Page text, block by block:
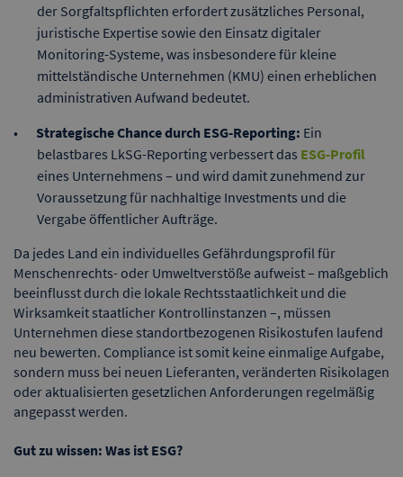
der Sorgfaltspflichten erfordert zusätzliches Personal,
juristische Expertise sowie den Einsatz digitaler
Monitoring-Systeme, was insbesondere für kleine
mittelständische Unternehmen (KMU) einen erheblichen
administrativen Aufwand bedeutet.
Strategische Chance durch ESG-Reporting: Ein
belastbares LkSG-Reporting verbessert das ESG-Profil
eines Unternehmens – und wird damit zunehmend zur
Voraussetzung für nachhaltige Investments und die
Vergabe öffentlicher Aufträge.
Da jedes Land ein individuelles Gefährdungsprofil für
Menschenrechts- oder Umweltverstöße aufweist – maßgeblich
beeinflusst durch die lokale Rechtsstaatlichkeit und die
Wirksamkeit staatlicher Kontrollinstanzen –, müssen
Unternehmen diese standortbezogenen Risikostufen laufend
neu bewerten. Compliance ist somit keine einmalige Aufgabe,
sondern muss bei neuen Lieferanten, veränderten Risikolagen
oder aktualisierten gesetzlichen Anforderungen regelmäßig
angepasst werden.
Gut zu wissen: Was ist ESG?